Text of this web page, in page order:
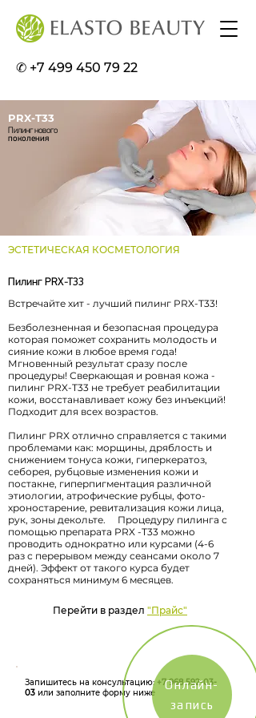
✆ +7 499 450 79 22
PRX-T33
Пилинг нового
поколения
ЭСТЕТИЧЕСКАЯ КОСМЕТОЛОГИЯ
Пилинг PRX-T33
Встречайте хит - лучший пилинг PRX-T33!
Безболезненная и безопасная процедура
которая поможет сохранить молодость и
сияние кожи в любое время года!
Мгновенный результат сразу после
процедуры! Сверкающая и ровная кожа -
пилинг PRX-T33 не требует реабилитации
кожи, восстанавливает кожу без инъекций!
Подходит для всех возрастов.
Пилинг PRX отлично справляется с такими
проблемами как: морщины, дряблость и
снижением тонуса кожи, гиперкератоз,
себорея, рубцовые изменения кожи и
постакне, гиперпигментация различной
этиологии, атрофические рубцы, фото-
хроностарение, ревитализация кожи лица,
рук, зоны декольте. ⠀ Процедуру пилинга с
помощью препарата PRX -T33 можно
проводить однократно или курсами (4-6
раз с перерывом между сеансами около 7
дней). Эффект от такого курса будет
сохраняться минимум 6 месяцев.
Перейти в раздел "Прайс"
Запишитесь на консультацию:+7 968 592-03-
03 или заполните форму ниже
Онлайн-
запись